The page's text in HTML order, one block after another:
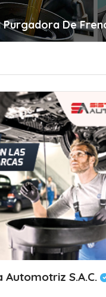
Purgadora De
Automotriz S.A.C.